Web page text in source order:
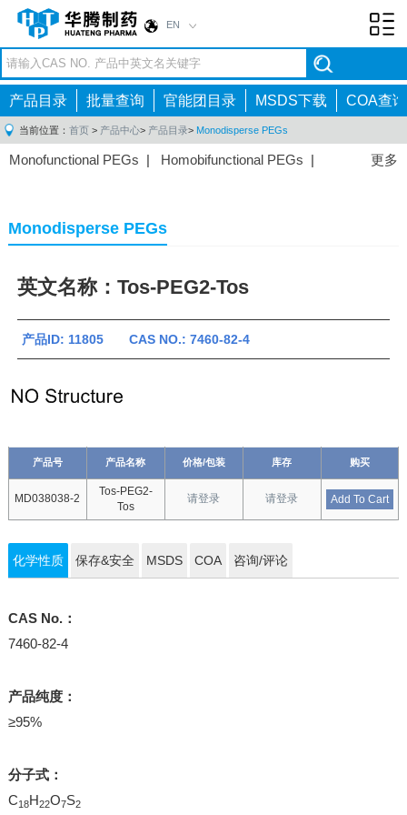
EN
产品目录 批量查询 官能团目录 MSDS下载 COA查询
当前位置： 首页 > 产品中心> 产品目录> Monodisperse PEGs
更多
Monofunctional PEGs | Homobifunctional PEGs |
Monodisperse PEGs
英文名称：Tos-PEG2-Tos
产品ID: 11805 CAS NO.: 7460-82-4
产品号 产品名称 价格/包装 库存 购买
MD038038-2
Tos-PEG2-
Tos
请登录 请登录 Add To Cart
化学性质 保存&安全 MSDS COA 咨询/评论
CAS No.：
7460-82-4
产品纯度：
≥95%
分子式：
C18H22O7S2